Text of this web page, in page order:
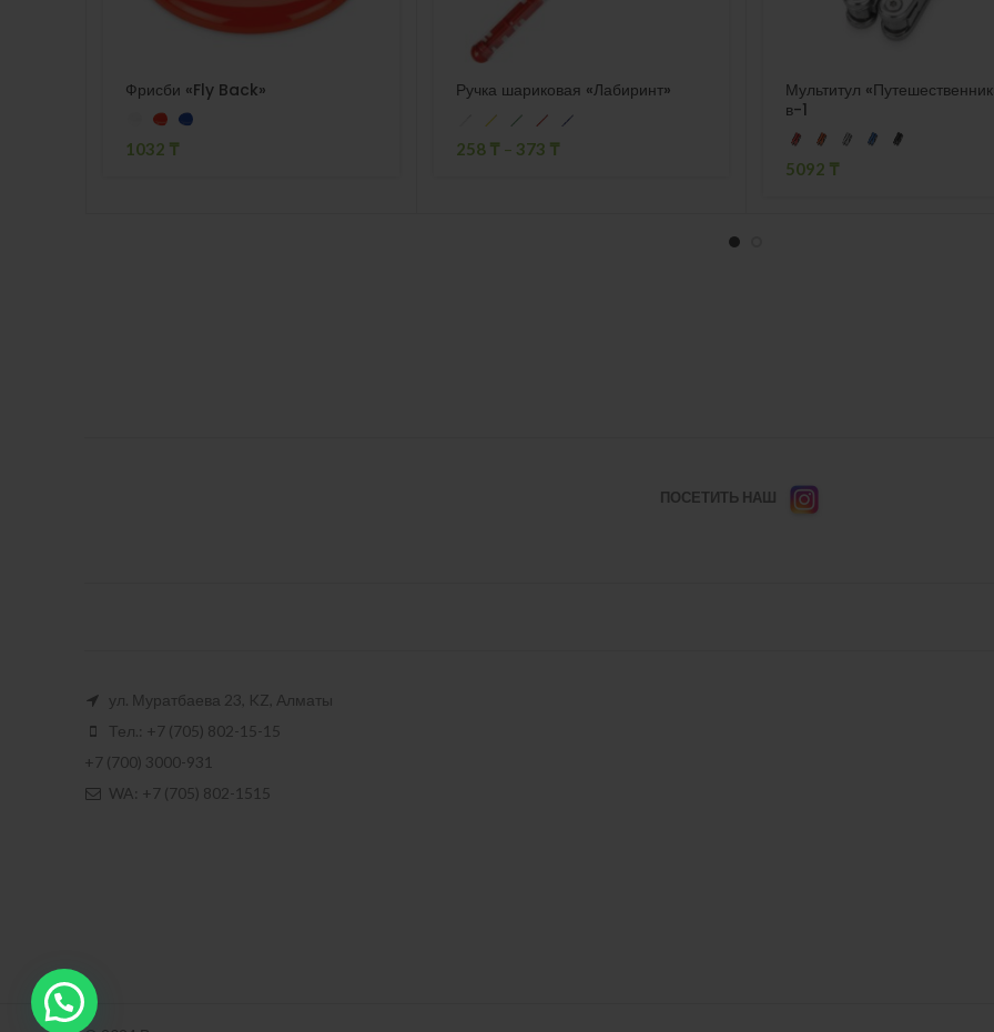
Фрисби «Fly Back»
1032 ₸
Ручка шариковая «Лабиринт»
258 ₸ – 373 ₸
Мультитул
в-1
5092 ₸
ПОСЕТИТЬ НАШ
ул. Муратбаева 23, KZ, Алматы
Тел.: +7 (705) 802-15-15
+7 (700) 3000-931
WA: +7 (705) 802-1515